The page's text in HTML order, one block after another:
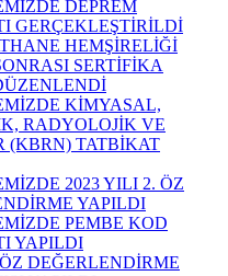
DEPREM
GERÇEKLEŞTİRİLDİ
HEMŞİRELİĞİ
SERTİFİKA
KİMYASAL,
RADYOLOJİK VE
(KBRN) TATBİKAT
2023 YILI 2. ÖZ
YAPILDI
PEMBE KOD
YAPILDI
DEĞERLENDİRME